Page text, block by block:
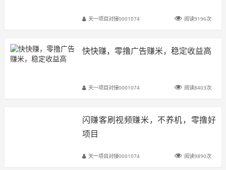
天一项目对接0001074 阅读9196次
快快赚，零撸广告赚米，稳定收益高
天一项目对接0001074 阅读8403次
闪赚客刷视频赚米，不养机，零撸好
项目
天一项目对接0001074 阅读9890次